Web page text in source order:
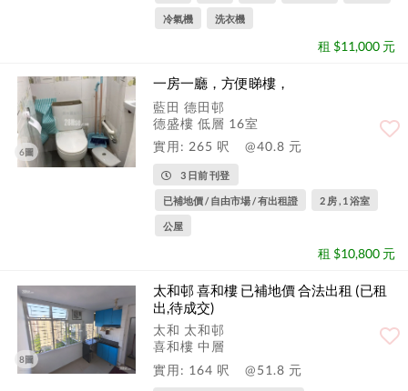
冷氣機 洗衣機
租 $11,000 元
6圖
一房一廳，方便睇樓，
藍田 德田邨
德盛樓 低層 16室
實用: 265 呎
@40.8 元
3 日前 刊登
已補地價 / 自由市場 / 有出租證 2 房 , 1 浴室
公屋
租 $10,800 元
8圖
太和邨 喜和樓 已補地價 合法出租 (已租
出,待成交)
太和 太和邨
喜和樓 中層
實用: 164 呎
@51.8 元